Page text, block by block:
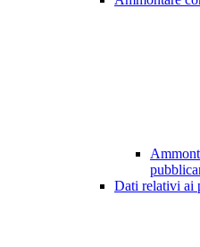
Dati relativi ai